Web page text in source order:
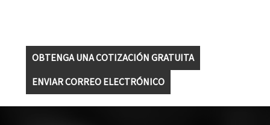
OBTENGA UNA COTIZACIÓN GRATUITA
ENVIAR CORREO ELECTRÓNICO